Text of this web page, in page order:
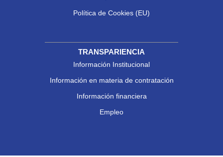
Política de Cookies (EU)
TRANSPARIENCIA
Información Institucional
Información en materia de contratación
Información financiera
Empleo